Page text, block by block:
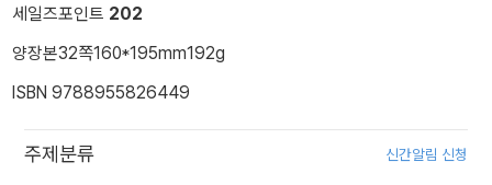
세일즈포인트 202
양장본32쪽160*195mm192g
ISBN 9788955826449
주제분류 신간알림 신청